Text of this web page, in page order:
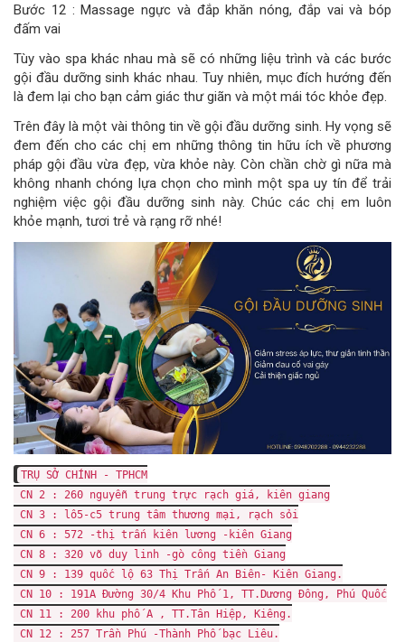
Bước 12 : Massage ngực và đắp khăn nóng, đắp vai và bóp
đấm vai
Tùy vào spa khác nhau mà sẽ có những liệu trình và các bước
gội đầu dưỡng sinh khác nhau. Tuy nhiên, mục đích hướng đến
là đem lại cho bạn cảm giác thư giãn và một mái tóc khỏe đẹp.
Trên đây là một vài thông tin về gội đầu dưỡng sinh. Hy vọng sẽ
đem đến cho các chị em những thông tin hữu ích về phương
pháp gội đầu vừa đẹp, vừa khỏe này. Còn chần chờ gì nữa mà
không nhanh chóng lựa chọn cho mình một spa uy tín để trải
nghiệm việc gội đầu dưỡng sinh này. Chúc các chị em luôn
khỏe mạnh, tươi trẻ và rạng rỡ nhé!
TRỤ SỞ CHÍNH - TPHCM
CN 2 : 260 nguyễn trung trực rạch giá, kiên giang
CN 3 : lô5-c5 trung tâm thương mại, rạch sỏi
CN 6 : 572 -thị trấn kiên lương -kiên Giang
CN 8 : 320 võ duy linh -gò công tiền Giang
CN 9 : 139 quốc lộ 63 Thị Trấn An Biên- Kiên Giang.
CN 10 : 191A Đường 30/4 Khu Phố 1, TT.Dương Đông, Phú Quốc
CN 11 : 200 khu phố A , TT.Tân Hiệp, Kiêng.
CN 12 : 257 Trần Phú -Thành Phố bạc Liêu.